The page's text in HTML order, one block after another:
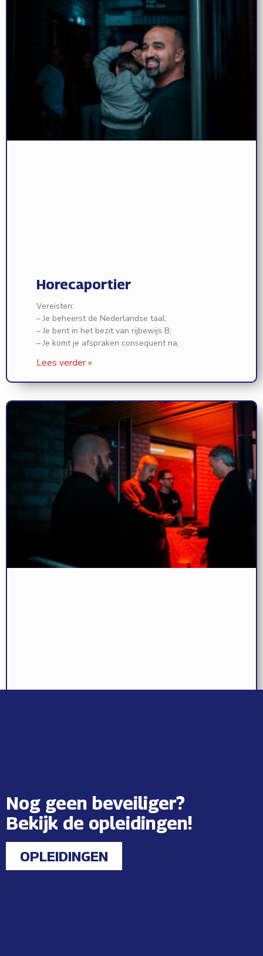
Horecaportier
Vereisten:
– Je beheerst de Nederlandse taal;
– Je bent in het bezit van rijbewijs B;
– Je komt je afspraken consequent na;
Lees verder »
Nog geen beveiliger?
Bekijk de opleidingen!
OPLEIDINGEN